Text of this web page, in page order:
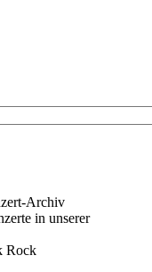
Archiv
in unserer
Rock